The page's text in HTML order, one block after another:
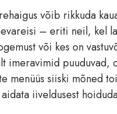
võib rikkuda
– eriti neil, kel
või kes on
imeravimid puuduvad,
menüüs siiski mõned
iiveldusest